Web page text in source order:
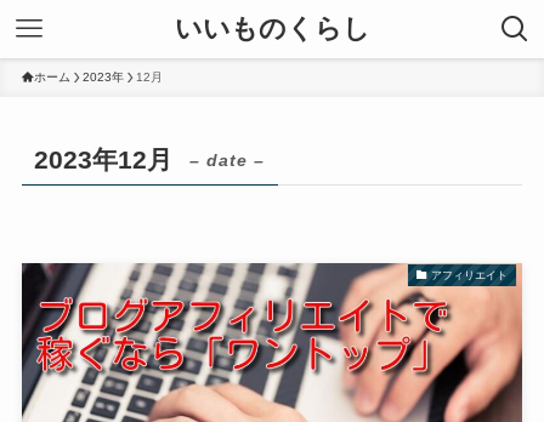
いいものくらし
ホーム 2023年 12月
2023年12月 – date –
アフィリエイト